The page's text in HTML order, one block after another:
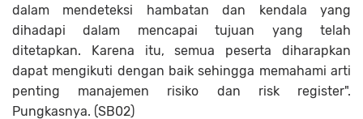
dalam mendeteksi hambatan dan kendala yang
dihadapi dalam mencapai tujuan yang telah
ditetapkan. Karena itu, semua peserta diharapkan
dapat mengikuti dengan baik sehingga memahami arti
penting manajemen risiko dan risk register".
Pungkasnya. (SB02)